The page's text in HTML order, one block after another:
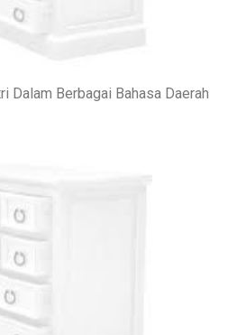
Dalam Berbagai Bahasa Daerah